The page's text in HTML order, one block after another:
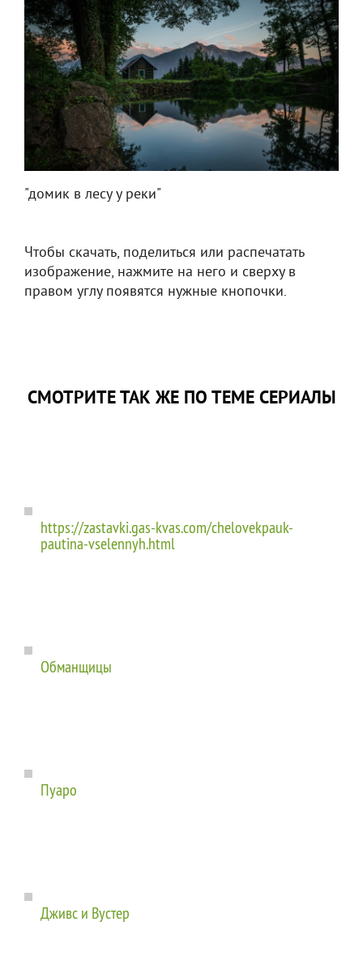
"домик в лесу у реки"
Чтобы скачать, поделиться или распечатать
изображение, нажмите на него и сверху в
правом углу появятся нужные кнопочки.
СМОТРИТЕ ТАК ЖЕ ПО ТЕМЕ СЕРИАЛЫ
https://zastavki.gas-kvas.com/chelovekpauk-
pautina-vselennyh.html
Обманщицы
Пуаро
Дживс и Вустер